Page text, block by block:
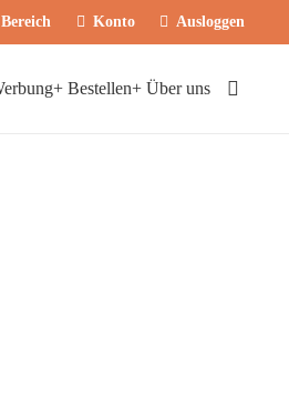
Konto Ausloggen
+ Bestellen+ Über uns